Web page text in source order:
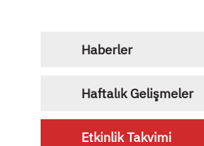
Haberler
Haftalık Gelişmeler
Etkinlik Takvimi